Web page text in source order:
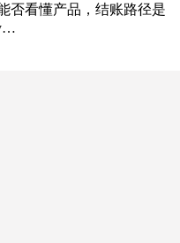
否看懂产品，结账路径是